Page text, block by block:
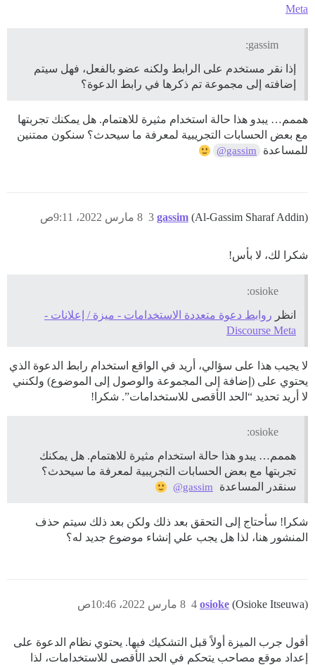
Meta
gassim:
إذا نقر مستخدم على الرابط ولكنه عضو بالفعل، فهل سيتم
إضافته إلى مجموعة تم ذكرها في رابط الدعوة؟
هممم… يبدو هذا حالة استخدام مثيرة للاهتمام. هل يمكنك تجربتها
مع بعض الحسابات التجريبية لمعرفة ما سيحدث؟ سنكون ممتنين
للمساعدة
@gassim
gassim (Al-Gassim Sharaf Addin) 8 مارس 2022، 9:11ص 3
شكرا لك، لا بأس!
osioke:
انظر روابط دعوة متعددة الاستخدامات - ميزة / إعلانات -
Discourse Meta
لا يجيب هذا على سؤالي، أريد في الواقع استخدام رابط الدعوة الذي
يحتوي على (إضافة إلى المجموعة والوصول إلى الموضوع) ولكنني
لا أريد تحديد “الحد الأقصى للاستخدامات”. شكرا!
osioke:
هممم… يبدو هذا حالة استخدام مثيرة للاهتمام. هل يمكنك
تجربتها مع بعض الحسابات التجريبية لمعرفة ما سيحدث؟
سنقدر المساعدة
@gassim
شكرا! سأحتاج إلى التحقق بعد ذلك ولكن بعد ذلك سيتم حذف
المنشور هنا، لذا هل يجب علي إنشاء موضوع جديد له؟
osioke (Osioke Itseuwa) 8 مارس 2022، 10:46ص 4
أقول جرب الميزة أولاً قبل التشكيك فيها. يحتوي نظام الدعوة على
إعداد موقع مصاحب يتحكم في الحد الأقصى للاستخدامات، لذا